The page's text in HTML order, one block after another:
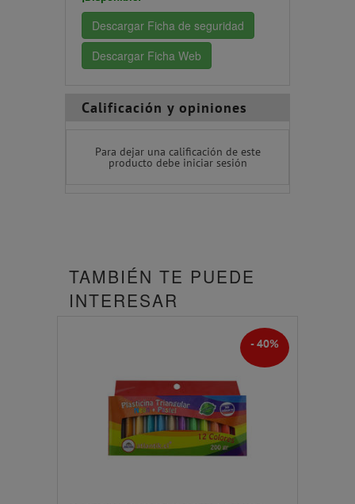
Descargar Ficha de seguridad
Descargar Ficha Web
Calificación y opiniones
Para dejar una calificación de este
producto debe iniciar sesión
TAMBIÉN TE PUEDE
INTERESAR
- 40%